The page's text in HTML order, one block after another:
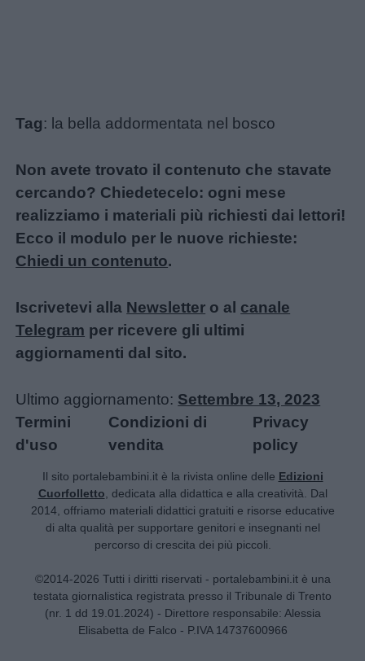
Tag: la bella addormentata nel bosco
Non avete trovato il contenuto che stavate
cercando? Chiedetecelo: ogni mese
realizziamo i materiali più richiesti dai lettori!
Ecco il modulo per le nuove richieste:
Chiedi un contenuto.
Iscrivetevi alla Newsletter o al canale
Telegram per ricevere gli ultimi
aggiornamenti dal sito.
Ultimo aggiornamento: Settembre 13, 2023
Termini
d'uso
Condizioni di
vendita
Privacy
policy
Il sito portalebambini.it è la rivista online delle Edizioni
Cuorfolletto , dedicata alla didattica e alla creatività. Dal
2014, offriamo materiali didattici gratuiti e risorse educative
di alta qualità per supportare genitori e insegnanti nel
percorso di crescita dei più piccoli.
©2014-2026 Tutti i diritti riservati - portalebambini.it è una
testata giornalistica registrata presso il Tribunale di Trento
(nr. 1 dd 19.01.2024) - Direttore responsabile: Alessia
Elisabetta de Falco - P.IVA 14737600966